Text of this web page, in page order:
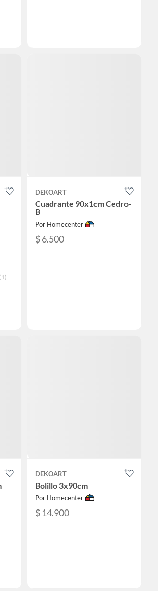
(1)
DEKOART
Cuadrante 90x1cm Cedro-
B
Por Homecenter
$ 6.500
DEKOART
Bolillo 3x90cm
Por Homecenter
$ 14.900